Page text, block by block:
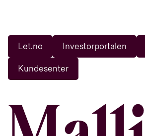
Let.no Investorportalen
Kundesenter